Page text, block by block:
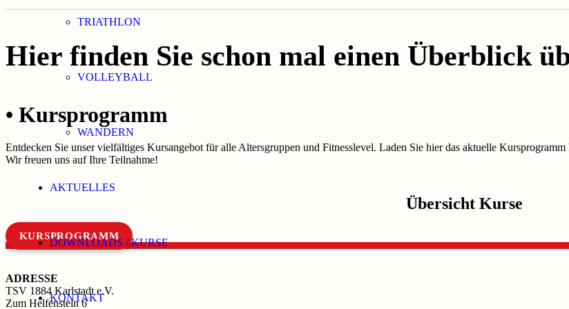
TRIATHLON
VOLLEYBALL
WANDERN
AKTUELLES
DOWNLOADS / KURSE
KONTAKT
Hier finden Sie schon mal einen Überblick
• Kursprogramm
Entdecken Sie unser vielfältiges Kursangebot für alle Altersgruppen und Fitnesslevel. Laden Sie hier das aktuelle
Wir freuen uns auf Ihre Teilnahme!
Übersicht Kurse
KURSPROGRAMM
ADRESSE
TSV 1884 Karlstadt e.V.
Zum Helfenstein 6